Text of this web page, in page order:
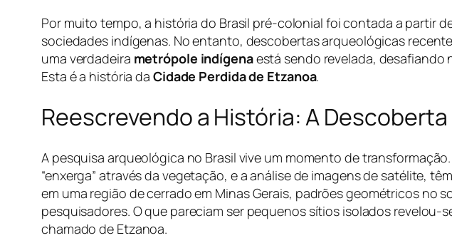
Por muito tempo, a história do Brasil pré-colonial foi contada a partir
sociedades indígenas. No entanto, descobertas arqueológicas
uma verdadeira metrópole indígenaestá sendo revelada, desafiando
Esta é a história da Cidade Perdida de Etzanoa.
Reescrevendo a História: A
A pesquisa arqueológica no Brasil vive um momento de
“enxerga” através da vegetação, e a análise de imagens de satélite,
em uma região de cerrado em Minas Gerais, padrões geométricos
pesquisadores. O que pareciam ser pequenos sítios isolados
chamado de Etzanoa.